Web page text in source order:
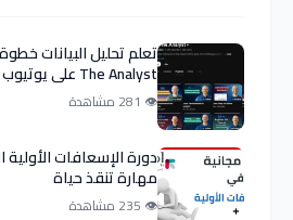
The Analyst على يوتيوب
👁 281 مشاهدة
دورة الإسعافات الأولية
مهارة تنقذ حياة
👁 235 مشاهدة